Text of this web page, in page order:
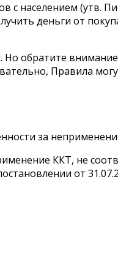
с населением (утв.
деньги от
Но обратите
Правила
за
ККТ, не
от